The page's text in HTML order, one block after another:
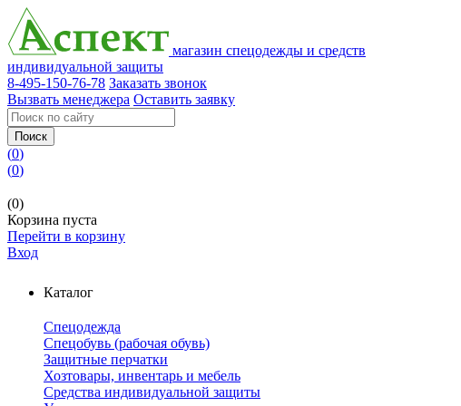
магазин спецодежды и средств
индивидуальной защиты
8-495-150-76-78 Заказать звонок
Вызвать менеджера Оставить заявку
Поиск
(0)
(0)
(0)
Корзина пуста
Перейти в корзину
Вход
Каталог
Спецодежда
Спецобувь (рабочая обувь)
Защитные перчатки
Хозтовары, инвентарь и мебель
Средства индивидуальной защиты